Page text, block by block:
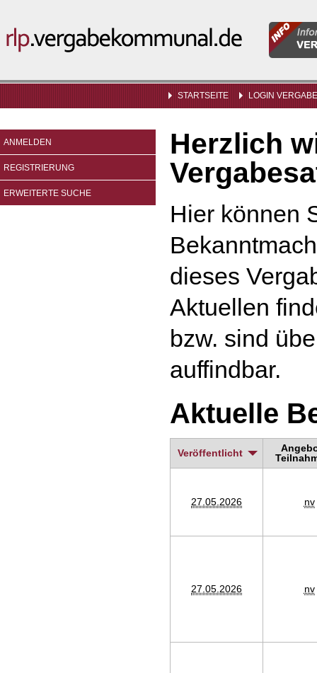
rlp.vergabekommunal.de
für
STARTSEITE LOGIN
ANMELDEN
REGISTRIERUNG
ERWEITERTE SUCHE
Herzlich
Hier können
dieses
Aktuellen
bzw. sind
auffindbar.
Aktuelle
Veröffentlicht
27.05.2026 nv
27.05.2026 nv